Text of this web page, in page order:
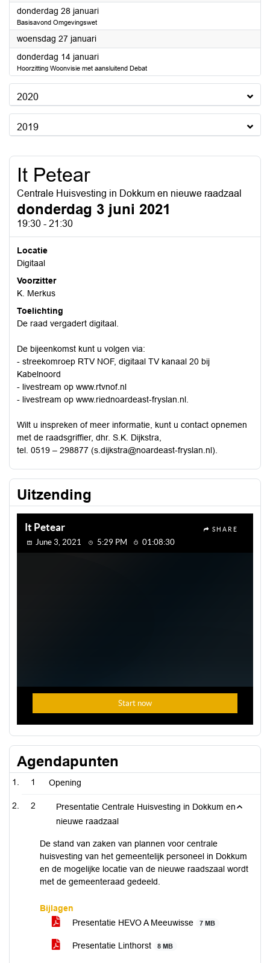
donderdag 28 januari2021
Basisavond Omgevingswet
woensdag 27 januari2021
donderdag 14 januari2021
Hoorzitting Woonvisie met aansluitend Debat
2020
2019
It Petear
Centrale Huisvesting in Dokkum en nieuwe raadzaal
donderdag 3 juni 2021
19:30 - 21:30
Locatie
Digitaal
Voorzitter
K. Merkus
Toelichting
De raad vergadert digitaal.
De bijeenkomst kunt u volgen via:
- streekomroep RTV NOF, digitaal TV kanaal 20 bij
Kabelnoord
- livestream op www.rtvnof.nl
- livestream op www.riednoardeast-fryslan.nl.
Wilt u inspreken of meer informatie, kunt u contact opnemen
met de raadsgriffier, dhr. S.K. Dijkstra,
tel. 0519 – 298877 (s.dijkstra@noardeast-fryslan.nl).
Uitzending
Agendapunten
1 Opening
2
Presentatie Centrale Huisvesting in Dokkum en
nieuwe raadzaal
De stand van zaken van plannen voor centrale
huisvesting van het gemeentelijk personeel in Dokkum
en de mogelijke locatie van de nieuwe raadszaal wordt
met de gemeenteraad gedeeld.
Bijlagen
Presentatie HEVO A Meeuwisse
7 MB
Presentatie Linthorst 8 MB